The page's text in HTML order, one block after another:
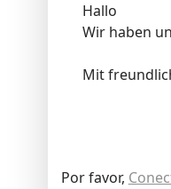
Hallo
Wir haben
Mit
Por favor,